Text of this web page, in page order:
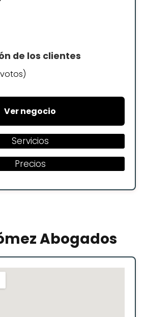
de los clientes
Ver negocio
Servicios
Precios
Abogados